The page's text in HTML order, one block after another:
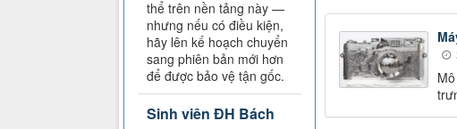
thể trên nền tảng này —
nhưng nếu có điều kiện,
hãy lên kế hoạch chuyển
sang phiên bản mới hơn
để được bảo vệ tận gốc.
Sinh viên ĐH Bách